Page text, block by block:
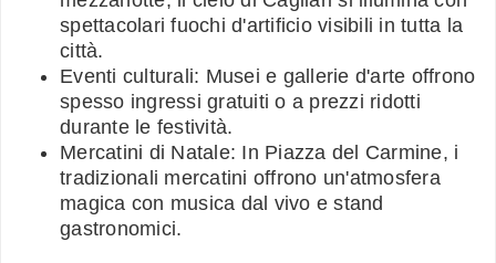
spettacolari fuochi d'artificio visibili in tutta la
città.
Eventi culturali: Musei e gallerie d'arte offrono
spesso ingressi gratuiti o a prezzi ridotti
durante le festività.
Mercatini di Natale: In Piazza del Carmine, i
tradizionali mercatini offrono un'atmosfera
magica con musica dal vivo e stand
gastronomici.